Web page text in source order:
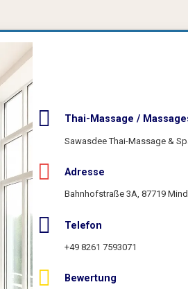
Thai-Massage /
Sawasdee Thai-Massage &
Adresse
Bahnhofstraße 3A, 87719
Telefon
+49 8261 7593071
Bewertung